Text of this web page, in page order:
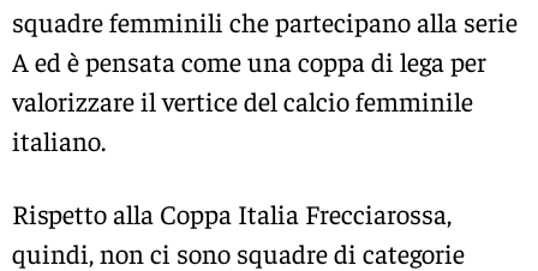
squadre femminili che partecipano alla serie
A ed è pensata come una coppa di lega per
valorizzare il vertice del calcio femminile
italiano.
Rispetto alla Coppa Italia Frecciarossa,
quindi, non ci sono squadre di categorie